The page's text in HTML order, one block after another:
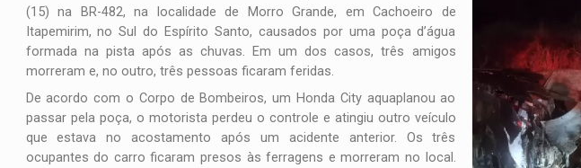
(15) na BR-482, na localidade de Morro Grande, em Cachoeiro de
Itapemirim, no Sul do Espírito Santo, causados por uma poça d’água
formada na pista após as chuvas. Em um dos casos, três amigos
morreram e, no outro, três pessoas ficaram feridas.
De acordo com o Corpo de Bombeiros, um Honda City aquaplanou ao
passar pela poça, o motorista perdeu o controle e atingiu outro veículo
que estava no acostamento após um acidente anterior. Os três
ocupantes do carro ficaram presos às ferragens e morreram no local.